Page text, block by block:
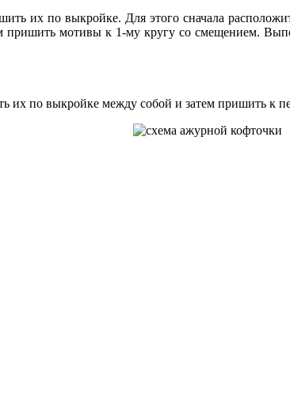
их по выкройке. Для этого сначала
пришить мотивы к 1-му кругу со смещением.
их по выкройке между собой и затем пришить к